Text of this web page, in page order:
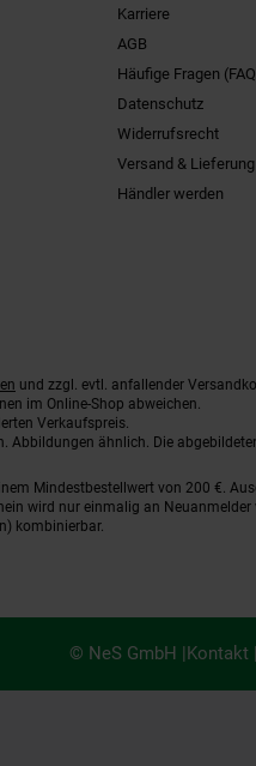
Karriere
AGB
Häufige Fragen
Datenschutz
Widerrufsrecht
Versand & Lieferung
Händler werden
und zzgl. evtl. anfallender
im Online-Shop abweichen.
Verkaufspreis.
ähnlich. Die
Mindestbestellwert von 200 €.
wird nur einmalig an
kombinierbar.
© NeS GmbH |Kontakt |